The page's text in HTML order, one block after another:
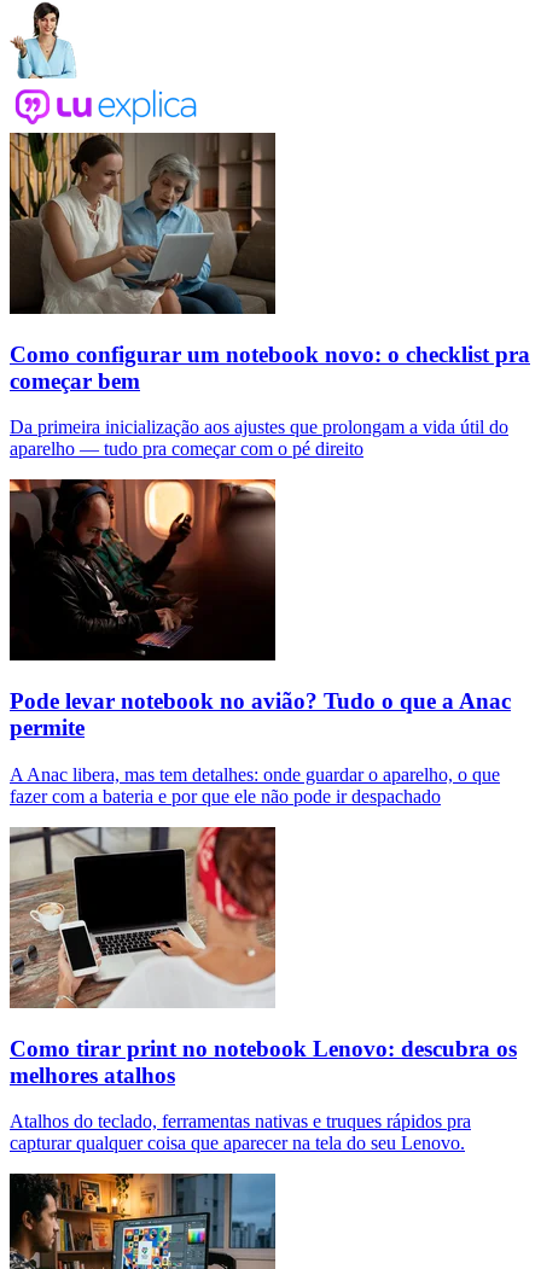
Como configurar um notebook novo: o checklist pra
começar bem
Da primeira inicialização aos ajustes que prolongam a vida útil do
aparelho — tudo pra começar com o pé direito
Pode levar notebook no avião? Tudo o que a Anac
permite
A Anac libera, mas tem detalhes: onde guardar o aparelho, o que
fazer com a bateria e por que ele não pode ir despachado
Como tirar print no notebook Lenovo: descubra os
melhores atalhos
Atalhos do teclado, ferramentas nativas e truques rápidos pra
capturar qualquer coisa que aparecer na tela do seu Lenovo.